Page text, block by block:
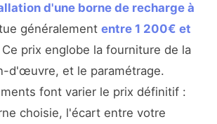
d'une borne de recharge à
généralement entre 1 200€ et
Ce prix englobe la fourniture de la
d'œuvre, et le paramétrage.
font varier le prix définitif :
choisie, l'écart entre votre